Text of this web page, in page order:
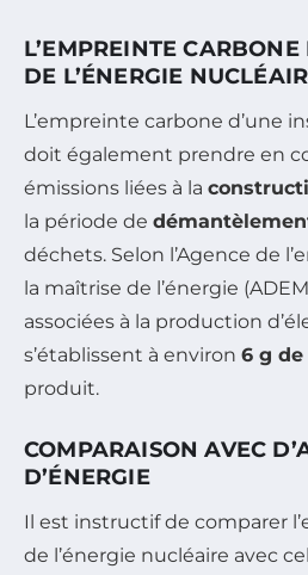
L’EMPREINTE
DE L’ÉNERGIE
L’empreinte carbone d’une
doit également prendre en
émissions liées à la
la période de
déchets. Selon l’Agence de
la maîtrise de l’énergie
associées à la production
s’établissent à environ 6 g de
produit.
COMPARAISON AVEC
D’ÉNERGIE
Il est instructif de comparer
de l’énergie nucléaire avec